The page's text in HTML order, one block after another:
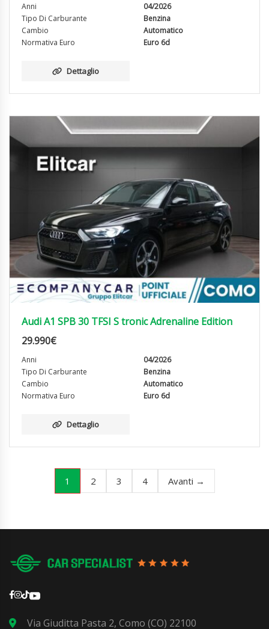
Anni
04/2026
Tipo Di Carburante
Benzina
Cambio
Automatico
Normativa Euro
Euro 6d
Dettaglio
Audi A1 SPB 30 TFSI S tronic Adrenaline Edition
29.990€
Anni
04/2026
Tipo Di Carburante
Benzina
Cambio
Automatico
Normativa Euro
Euro 6d
Dettaglio
1 2 3 4 Avanti →
Via Giuditta Pasta 2, Como (CO) 22100